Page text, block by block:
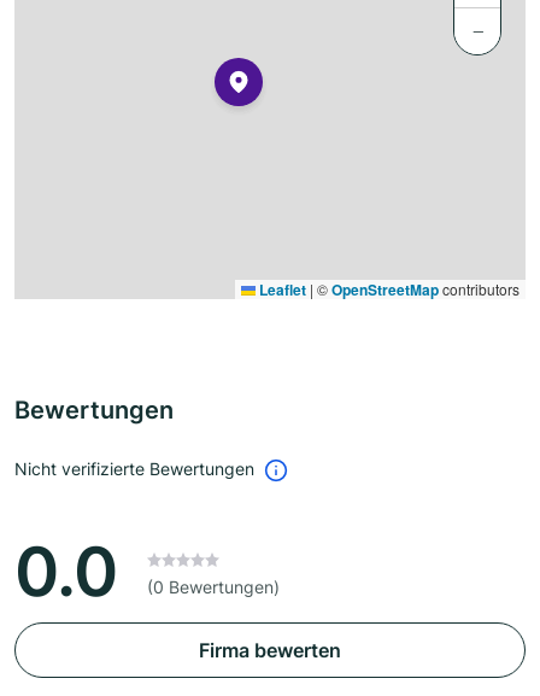
−
Leaflet | ©OpenStreetMapcontributors
Bewertungen
Nicht verifizierte Bewertungen
0.0 (0 Bewertungen)
Firma bewerten